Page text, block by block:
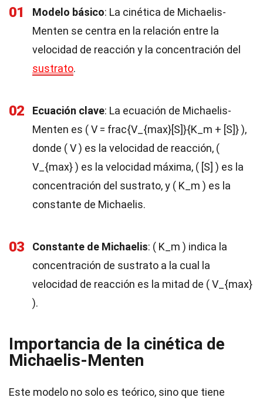
01 Modelo básico: La cinética de Michaelis-
Menten se centra en la relación entre la
velocidad de reacción y la concentración del
sustrato.
02 Ecuación clave: La ecuación de Michaelis-
Menten es ( V = frac{V_{max}[S]}{K_m + [S]} ),
donde ( V ) es la velocidad de reacción, (
V_{max} ) es la velocidad máxima, ( [S] ) es la
concentración del sustrato, y ( K_m ) es la
constante de Michaelis.
03 Constante de Michaelis: ( K_m ) indica la
concentración de sustrato a la cual la
velocidad de reacción es la mitad de ( V_{max}
).
Importancia de la cinética de
Michaelis-Menten
Este modelo no solo es teórico, sino que tiene